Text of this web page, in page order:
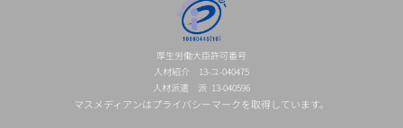
厚生労働大臣許可番号
人材紹介 13-ユ-040475
人材派遣 派 13-040596
マスメディアンはプライバシーマークを取得しています。